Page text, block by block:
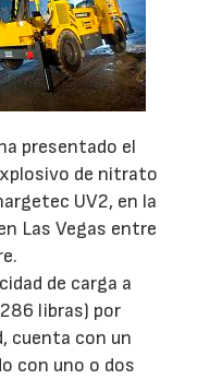
presentado el
de nitrato
UV2, en la
Las Vegas entre
de carga a
libras) por
cuenta con un
con uno o dos